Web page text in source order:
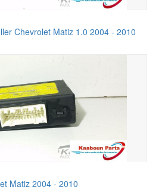
Chevrolet Matiz 1.0 2004 - 2010
Matiz 2004 - 2010